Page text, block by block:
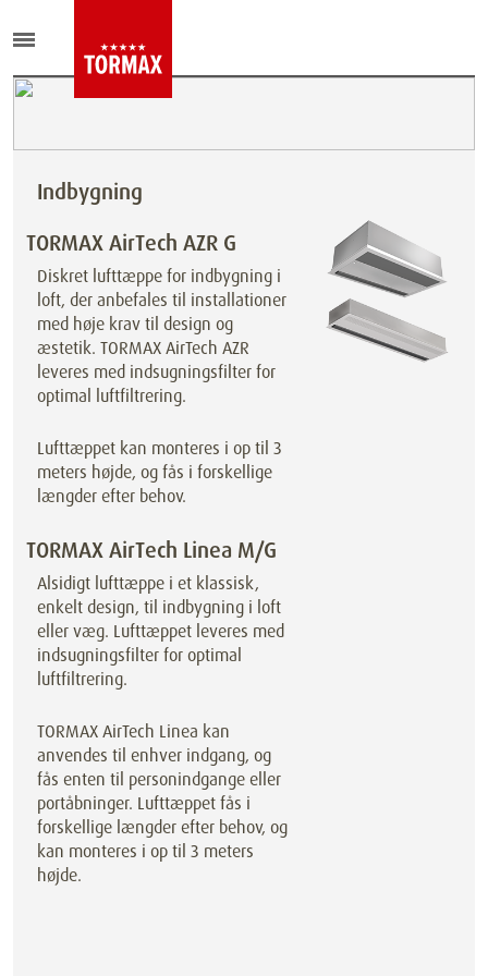
Indbygning
TORMAX AirTech AZR G
Diskret lufttæppe for indbygning i
loft, der anbefales til installationer
med høje krav til design og
æstetik. TORMAX AirTech AZR
leveres med indsugningsfilter for
optimal luftfiltrering.
Lufttæppet kan monteres i op til 3
meters højde, og fås i forskellige
længder efter behov.
TORMAX AirTech Linea M/G
Alsidigt lufttæppe i et klassisk,
enkelt design, til indbygning i loft
eller væg. Lufttæppet leveres med
indsugningsfilter for optimal
luftfiltrering.
TORMAX AirTech Linea kan
anvendes til enhver indgang, og
fås enten til personindgange eller
portåbninger. Lufttæppet fås i
forskellige længder efter behov, og
kan monteres i op til 3 meters
højde.